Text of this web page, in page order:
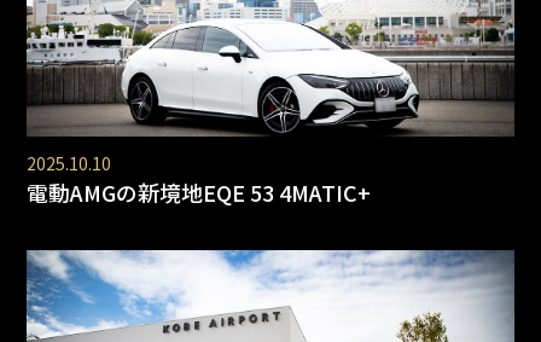
2025.10.10
電動AMGの新境地EQE 53 4MATIC+